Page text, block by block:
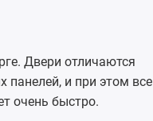
Двери отличаются
и при этом все
очень быстро.